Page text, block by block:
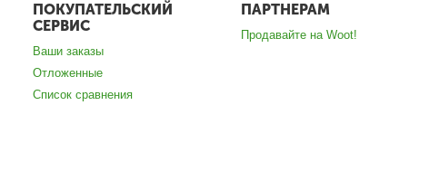
ПОКУПАТЕЛЬСКИЙ
СЕРВИС
Ваши заказы
Отложенные
Список сравнения
ПАРТНЕРАМ
Продавайте на Woot!